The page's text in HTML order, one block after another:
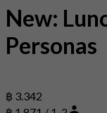
New:
Personas
฿ 3.342